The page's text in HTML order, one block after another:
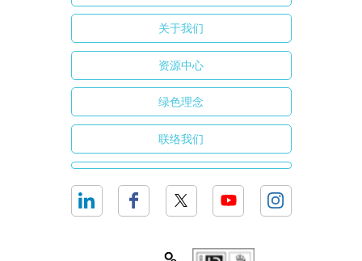
关于我们
资源中心
绿色理念
联络我们